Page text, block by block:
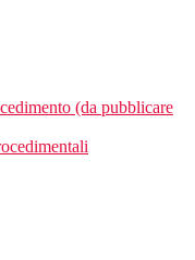
(da pubblicare